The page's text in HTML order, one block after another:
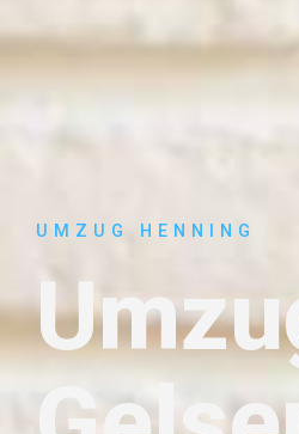
UMZUG HENNING